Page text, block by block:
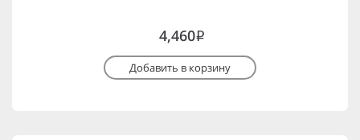
4,460i
Добавить в корзину